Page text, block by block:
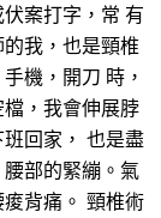
案打字，常 有
我，也是頸椎
機，開刀 時，
，我會伸展脖
回家， 也是盡
部的緊繃。氣
背痛。 頸椎術